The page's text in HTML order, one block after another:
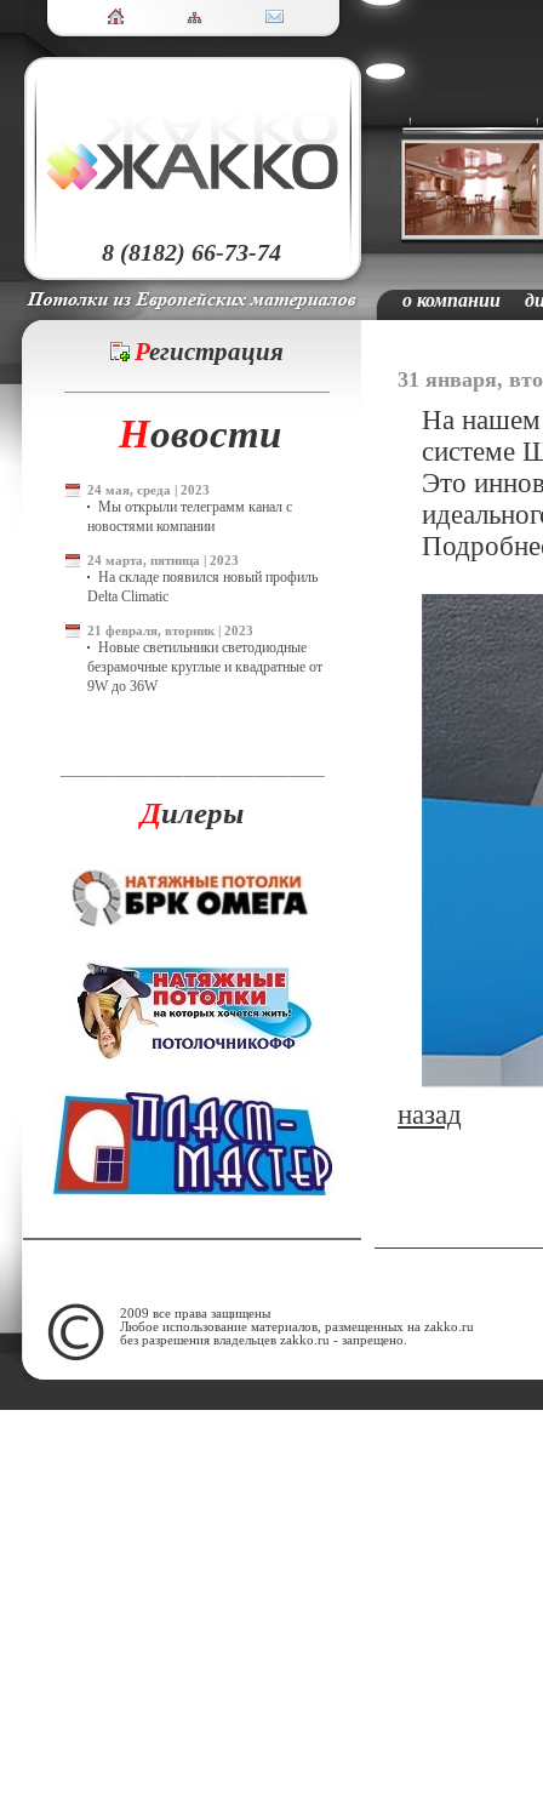
8 (8182) 66-73-74
о компании
Регистрация
Новости
24 мая, среда | 2023
Мы открыли телеграмм канал с
новостями компании
24 марта, пятница | 2023
На складе появился новый профиль
Delta Climatic
21 февраля, вторник | 2023
Новые светильники светодиодные
безрамочные круглые и квадратные от
9W до 36W
Дилеры
31 января,
На нашем
системе
Это
назад
2009 все права защищены
Любое использование материалов, размещенных на zakko.ru
без разрешения владельцев zakko.ru - запрещено.